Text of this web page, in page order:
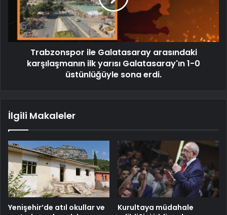
Trabzonspor ile Galatasaray arasındaki
karşılaşmanın ilk yarısı Galatasaray'ın 1-0
üstünlüğüyle sona erdi.
İlgili Makaleler
Yenişehir’de atıl okullar ve
Kurultaya müdahale